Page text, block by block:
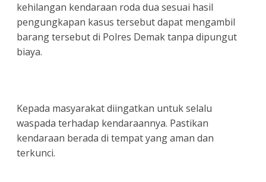
kehilangan kendaraan roda dua sesuai hasil
pengungkapan kasus tersebut dapat mengambil
barang tersebut di Polres Demak tanpa dipungut
biaya.
Kepada masyarakat diingatkan untuk selalu
waspada terhadap kendaraannya. Pastikan
kendaraan berada di tempat yang aman dan
terkunci.